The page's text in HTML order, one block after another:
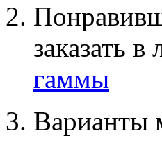
заказать
гаммы
Варианты